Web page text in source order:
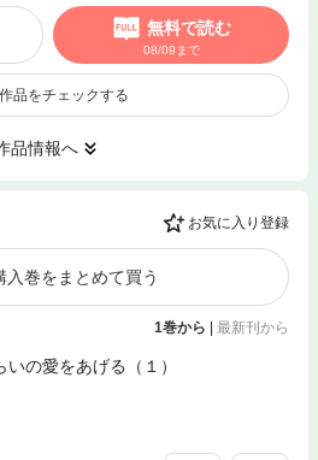
無料で読む
08/09まで
作品をチェックする
品情報へ
お気に入り登録
入巻をまとめて買う
1巻から 最新刊から
いの愛をあげる（１）